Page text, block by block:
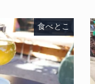
食べとこ